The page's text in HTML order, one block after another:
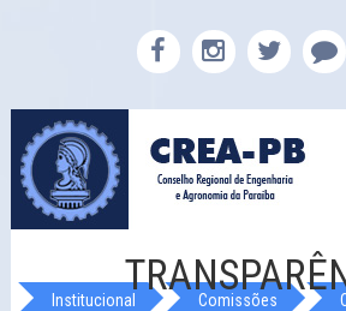
Institucional Comissões